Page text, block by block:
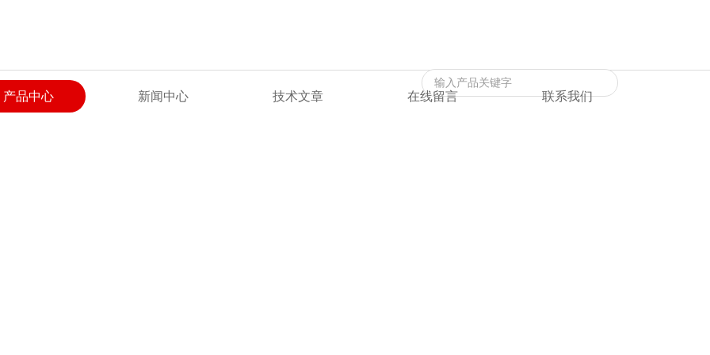
产品中心 新闻中心 技术文章 在线留言 联系我们